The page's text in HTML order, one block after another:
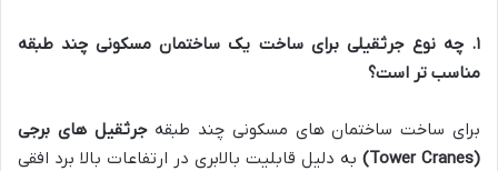
۱.چه نوع جرثقیلی برای ساخت یک ساختمان مسکونی چند طبقه
مناسب تر است؟
برای ساخت ساختمان های مسکونی چند طبقهجرثقیل های برجی
(Tower Cranes)
به دلیل قابلیت بالابری در ارتفاعات بالا برد افقی